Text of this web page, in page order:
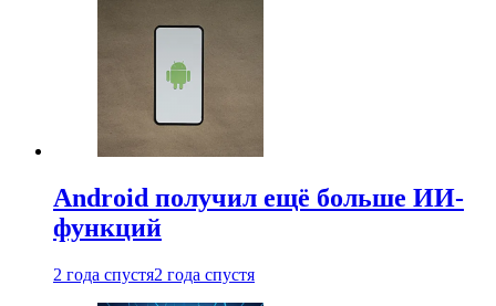
Android получил ещё больше ИИ-
функций
2 года спустя2 года спустя